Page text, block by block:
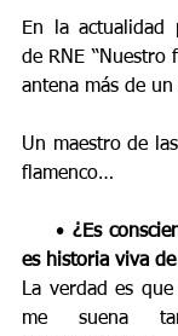
En la actualidad
de RNE “Nuestro
antena más de
Un maestro de
flamenco…
    •
¿Es
es historia viva
La verdad es
me suena